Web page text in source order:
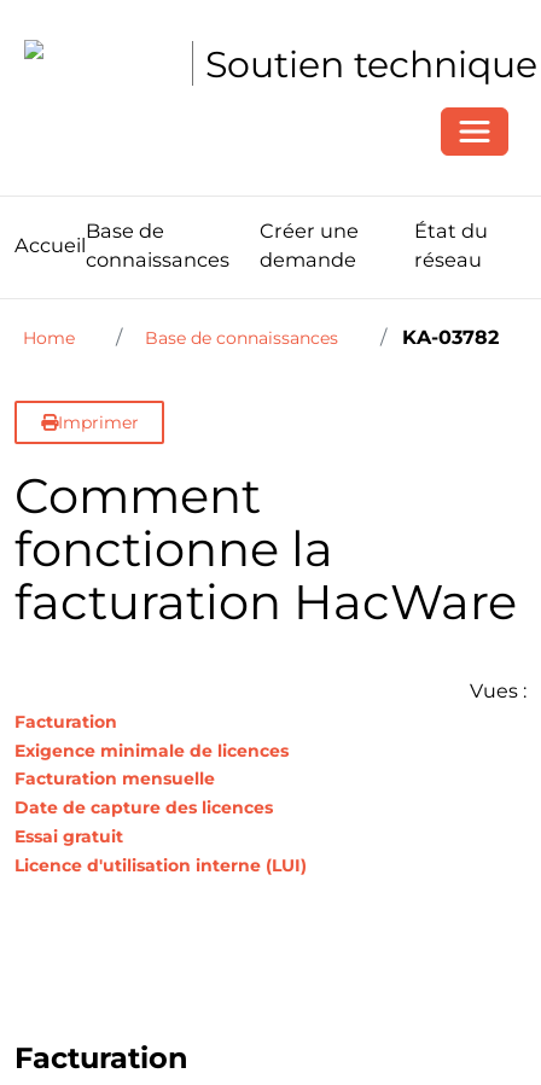
Soutien technique
Accueil
Base de
connaissances
Créer une
demande
État du
réseau
Home Base de connaissances KA-03782
Imprimer
Comment
fonctionne la
facturation HacWare
Vues :
Facturation
Exigence minimale de licences
Facturation mensuelle
Date de capture des licences
Essai gratuit
Licence d'utilisation interne (LUI)
Facturation